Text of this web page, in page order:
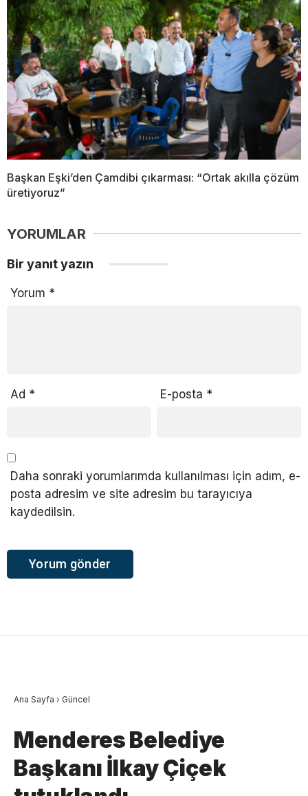
Başkan Eşki’den Çamdibi çıkarması: “Ortak akılla çözüm
üretiyoruz”
YORUMLAR
Bir yanıt yazın
Yorum *
Ad * E-posta *
Daha sonraki yorumlarımda kullanılması için adım, e-
posta adresim ve site adresim bu tarayıcıya
kaydedilsin.
Ana Sayfa › Güncel
Menderes Belediye
Başkanı İlkay Çiçek